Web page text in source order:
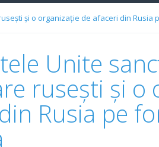
și o organizație de afaceri din Rusia
Unite
rusești și o
Rusia pe